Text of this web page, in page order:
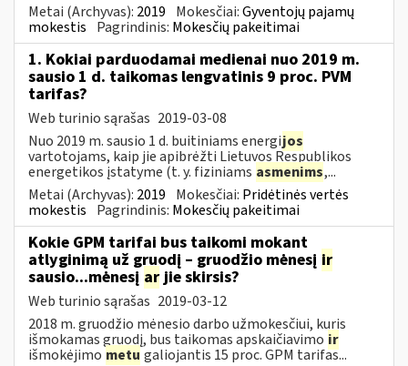
Metai (Archyvas): 2019 Mokesčiai:Gyventojų pajamų
mokestis Pagrindinis: Mokesčių pakeitimai
1. Kokiai parduodamai medienai nuo 2019 m.
sausio 1 d. taikomas lengvatinis 9 proc. PVM
tarifas?
Web turinio sąrašas 2019-03-08
Nuo 2019 m. sausio 1 d. buitiniams energijos
vartotojams, kaip jie apibrėžti Lietuvos Respublikos
energetikos įstatyme (t. y. fiziniams asmenims,...
Metai (Archyvas): 2019 Mokesčiai: Pridėtinės vertės
mokestis Pagrindinis: Mokesčių pakeitimai
Kokie GPM tarifai bus taikomi mokant
atlyginimą už gruodį – gruodžio mėnesį ir
sausio...mėnesį arjie skirsis?
Web turinio sąrašas 2019-03-12
2018 m. gruodžio mėnesio darbo užmokesčiui, kuris
išmokamas gruodį, bus taikomas apskaičiavimo ir
išmokėjimo metu galiojantis 15 proc. GPM tarifas...